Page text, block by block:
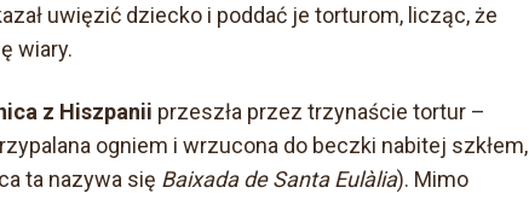
uwięzić dziecko i poddać je torturom, licząc, że
wiary.
z Hiszpanii przeszła przez trzynaście tortur –
ogniem i wrzucona do beczki nabitej szkłem,
ta nazywa się Baixada de Santa Eulàlia). Mimo